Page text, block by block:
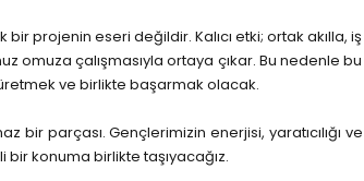
projenin eseri değildir. Kalıcı etki; ortak akılla, iş
omuza çalışmasıyla ortaya çıkar. Bu nedenle bu
ve birlikte başarmak olacak.
parçası. Gençlerimizin enerjisi, yaratıcılığı ve
konuma birlikte taşıyacağız.